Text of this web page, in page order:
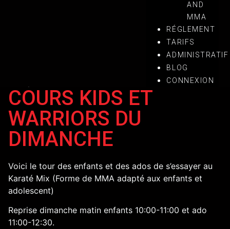
AND
MMA
RÉGLEMENT
TARIFS
ADMINISTRATIF
BLOG
CONNEXION
COURS KIDS ET
WARRIORS DU
DIMANCHE
Voici le tour des enfants et des ados de s’essayer au
Karaté Mix (Forme de MMA adapté aux enfants et
adolescent)
Reprise dimanche matin enfants 10:00-11:00 et ado
11:00-12:30.